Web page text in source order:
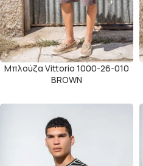
Μπλούζα Vittorio 1000-26-010
BROWN